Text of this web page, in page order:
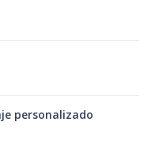
personalizado